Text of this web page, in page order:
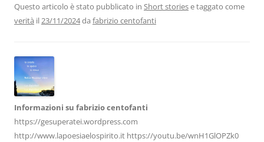
b
o
o
k
dI
n
A
p
a
m
vi
Questo articolo è stato pubblicato in Short storiese taggato come
verità il23/11/2024da fabrizio centofanti
Informazioni su fabrizio centofanti
https://gesuperatei.wordpress.com
http://www.lapoesiaelospirito.it https://youtu.be/wnH1GlOPZk0